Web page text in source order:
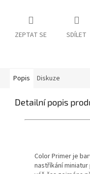
ZEPTAT SE SDÍLET
Popis Diskuze
Detailní popis
Color Primer je
nastříkání